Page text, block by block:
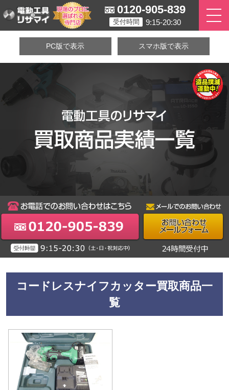
0120-905-839
受付時間 9:15-20:30
PC版で表示 スマホ版で表示
コードレスナイフカッター買取商品一
覧